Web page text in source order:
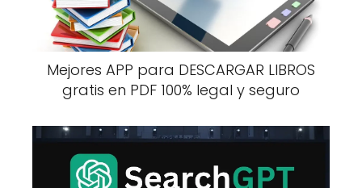
Mejores APP para DESCARGAR LIBROS
gratis en PDF 100% legal y seguro